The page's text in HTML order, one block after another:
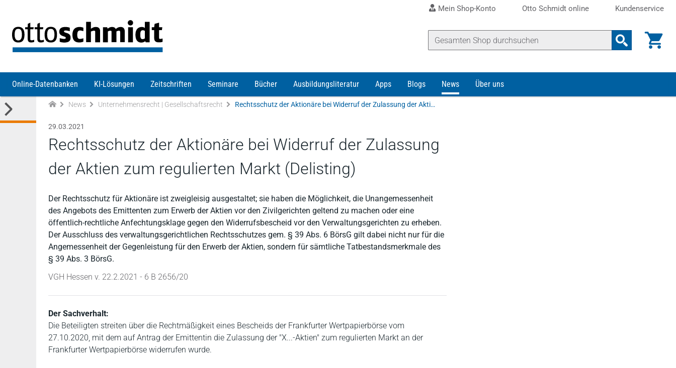
Mein Shop-Konto Otto Schmidt online Kundenservice
Online-Datenbanken KI-Lösungen Zeitschriften Seminare Bücher Ausbildungsliteratur Apps Blogs News Über uns
News Unternehmensrecht | Gesellschaftsrecht Rechtsschutz der Aktionäre bei Widerruf der Zulassung der Aktien zum regulierten Markt (Delisting)
29.03.2021
Rechtsschutz der Aktionäre bei Widerruf der Zulassung
der Aktien zum regulierten Markt (Delisting)
Der Rechtsschutz für Aktionäre ist zweigleisig ausgestaltet; sie haben die Möglichkeit, die Unangemessenheit
des Angebots des Emittenten zum Erwerb der Aktien vor den Zivilgerichten geltend zu machen oder eine
öffentlich-rechtliche Anfechtungsklage gegen den Widerrufsbescheid vor den Verwaltungsgerichten zu erheben.
Der Ausschluss des verwaltungsgerichtlichen Rechtsschutzes gem. § 39 Abs. 6 BörsG gilt dabei nicht nur für die
Angemessenheit der Gegenleistung für den Erwerb der Aktien, sondern für sämtliche Tatbestandsmerkmale des
§ 39 Abs. 3 BörsG.
VGH Hessen v. 22.2.2021 - 6 B 2656/20
Der Sachverhalt:
Die Beteiligten streiten über die Rechtmäßigkeit eines Bescheids der Frankfurter Wertpapierbörse vom
27.10.2020, mit dem auf Antrag der Emittentin die Zulassung der "X...-Aktien" zum regulierten Markt an der
Frankfurter Wertpapierbörse widerrufen wurde.